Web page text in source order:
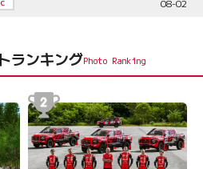
ランキング